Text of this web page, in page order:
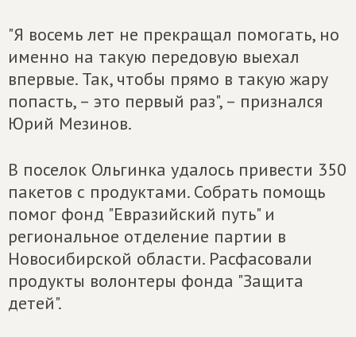
"Я восемь лет не прекращал помогать, но
именно на такую передовую выехал
впервые. Так, чтобы прямо в такую жару
попасть, – это первый раз", – признался
Юрий Мезинов.
В поселок Ольгинка удалось привести 350
пакетов с продуктами. Собрать помощь
помог фонд "Евразийский путь" и
региональное отделение партии в
Новосибирской области. Расфасовали
продукты волонтеры фонда "Защита
детей".